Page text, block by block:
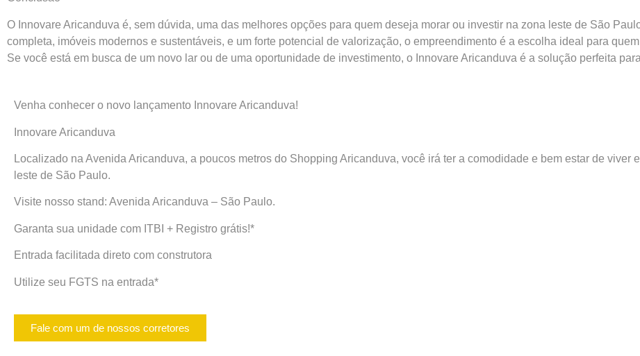
O Innovare Aricanduva é, sem dúvida, uma das melhores opções para quem deseja morar ou investir na zona leste de São
completa, imóveis modernos e sustentáveis, e um forte potencial de valorização, o empreendimento é a escolha ideal para
Se você está em busca de um novo lar ou de uma oportunidade de investimento, o Innovare Aricanduva é a solução perfeita
Venha conhecer o novo lançamento Innovare Aricanduva!
Innovare Aricanduva
Localizado na Avenida Aricanduva, a poucos metros do Shopping Aricanduva, você irá ter a comodidade e bem estar de viver
leste de São Paulo.
Visite nosso stand: Avenida Aricanduva – São Paulo.
Garanta sua unidade com ITBI + Registro grátis!*
Entrada facilitada direto com construtora
Utilize seu FGTS na entrada*
Fale com um de nossos corretores